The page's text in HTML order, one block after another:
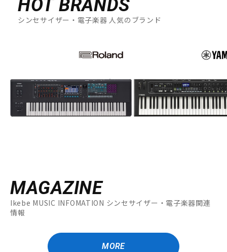
HOT BRANDS
シンセサイザー・電子楽器 人気のブランド
MAGAZINE
Ikebe MUSIC INFOMATION シンセサイザー・電子楽器関連
情報
MORE